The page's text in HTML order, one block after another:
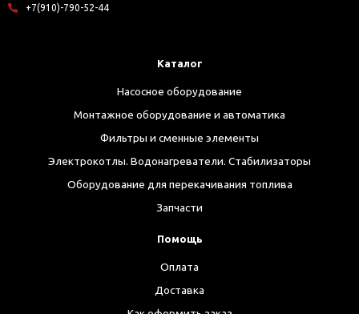
+7(910)-790-52-44
Каталог
Насосное оборудование
Монтажное оборудование и автоматика
Фильтры и сменные элементы
Электрокотлы. Водонагреватели. Стабилизаторы
Оборудование для перекачивания топлива
Запчасти
Помощь
Оплата
Доставка